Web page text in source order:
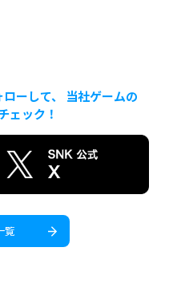
ーして、 当社ゲームの
ェック！
覧